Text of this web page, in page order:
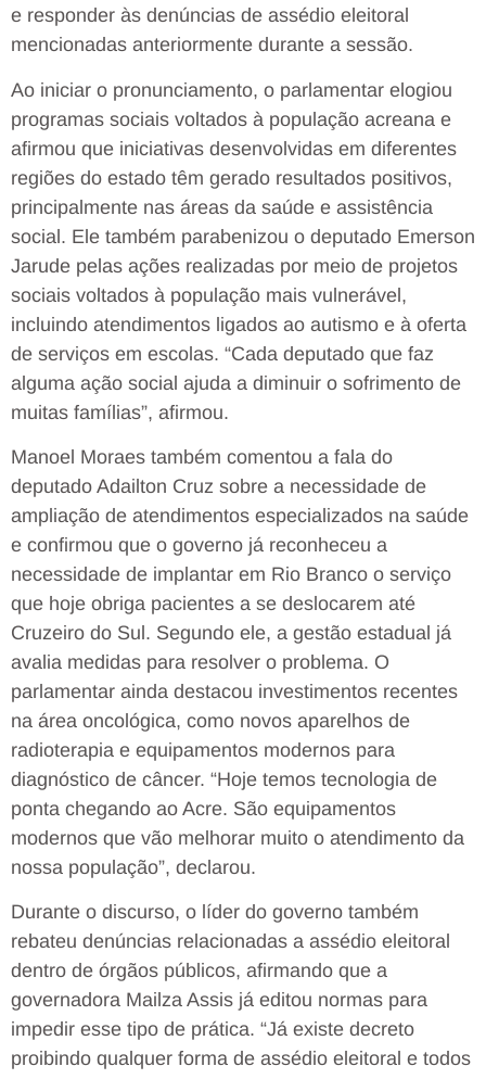
e responder às denúncias de assédio eleitoral
mencionadas anteriormente durante a sessão.
Ao iniciar o pronunciamento, o parlamentar elogiou
programas sociais voltados à população acreana e
afirmou que iniciativas desenvolvidas em diferentes
regiões do estado têm gerado resultados positivos,
principalmente nas áreas da saúde e assistência
social. Ele também parabenizou o deputado Emerson
Jarude pelas ações realizadas por meio de projetos
sociais voltados à população mais vulnerável,
incluindo atendimentos ligados ao autismo e à oferta
de serviços em escolas. “Cada deputado que faz
alguma ação social ajuda a diminuir o sofrimento de
muitas famílias”, afirmou.
Manoel Moraes também comentou a fala do
deputado Adailton Cruz sobre a necessidade de
ampliação de atendimentos especializados na saúde
e confirmou que o governo já reconheceu a
necessidade de implantar em Rio Branco o serviço
que hoje obriga pacientes a se deslocarem até
Cruzeiro do Sul. Segundo ele, a gestão estadual já
avalia medidas para resolver o problema. O
parlamentar ainda destacou investimentos recentes
na área oncológica, como novos aparelhos de
radioterapia e equipamentos modernos para
diagnóstico de câncer. “Hoje temos tecnologia de
ponta chegando ao Acre. São equipamentos
modernos que vão melhorar muito o atendimento da
nossa população”, declarou.
Durante o discurso, o líder do governo também
rebateu denúncias relacionadas a assédio eleitoral
dentro de órgãos públicos, afirmando que a
governadora Mailza Assis já editou normas para
impedir esse tipo de prática. “Já existe decreto
proibindo qualquer forma de assédio eleitoral e todos